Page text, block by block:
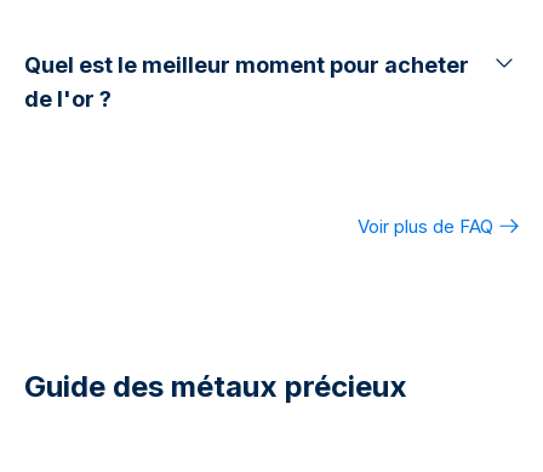
Quel est le meilleur moment pour acheter
de l'or ?
Voir plus de FAQ
Guide des métaux précieux